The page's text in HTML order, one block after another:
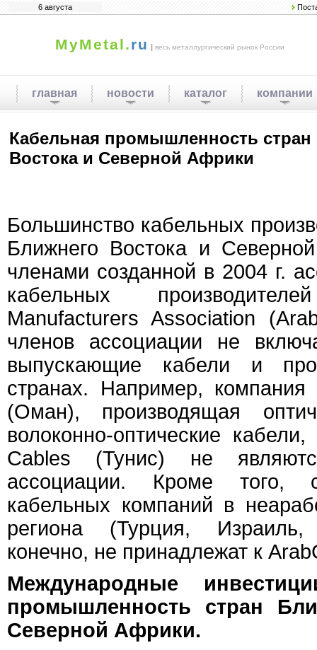
6 августа
MyMetal.ru | весь металлургический рынок России
главная новости каталог компании
Кабельная промышленность стран
Востока и Северной Африки
Большинство кабельных
Ближнего Востока и
членами созданной в 2004 г.
кабельных
Manufacturers Association
членов ассоциации не
выпускающие кабели и
странах. Например,
(Оман), производящая
волоконно-оптические
Cables (Тунис) не
ассоциации. Кроме того,
кабельных компаний в
региона (Турция,
конечно, не принадлежат к
Международные
промышленность стран
Северной Африки.